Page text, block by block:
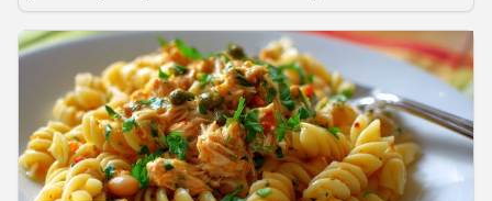
vlaknin ter mineralov. Preverite, kako ga vključiti v
poletne jedi, od solat do enolončnic, in zakaj je ješprenj
idealen za pripravo vnaprej.